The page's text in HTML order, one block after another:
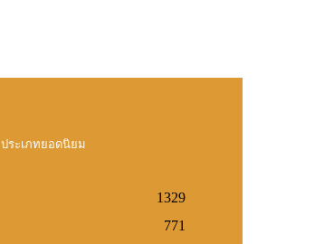
ประเภทยอดนิยม
1329
771